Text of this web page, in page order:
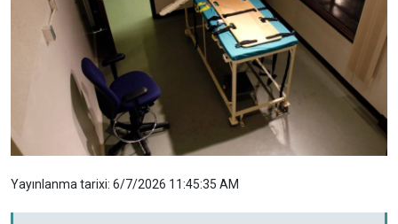
Yayınlanma tarixi: 6/7/2026 11:45:35 AM